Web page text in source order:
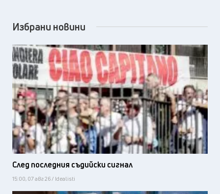
Избрани новини
След последния съдийски сигнал
15:00, 07 авг 26 / Idealisti